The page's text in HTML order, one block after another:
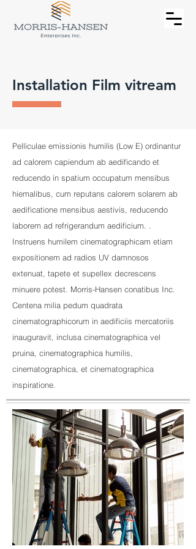
Installation Film vitream
Pelliculae emissionis humilis (Low E) ordinantur
ad calorem capiendum ab aedificando et
reducendo in spatium occupatum mensibus
hiemalibus, cum reputans calorem solarem ab
aedificatione mensibus aestivis, reducendo
laborem ad refrigerandum aedificium. .
Instruens humilem cinematographicam etiam
expositionem ad radios UV damnosos
extenuat, tapete et supellex decrescens
minuere potest. Morris-Hansen conatibus Inc.
Centena milia pedum quadrata
cinematographicorum in aedificiis mercatoriis
inauguravit, inclusa cinematographica vel
pruina, cinematographica humilis,
cinematographica, et cinematographica
inspiratione.